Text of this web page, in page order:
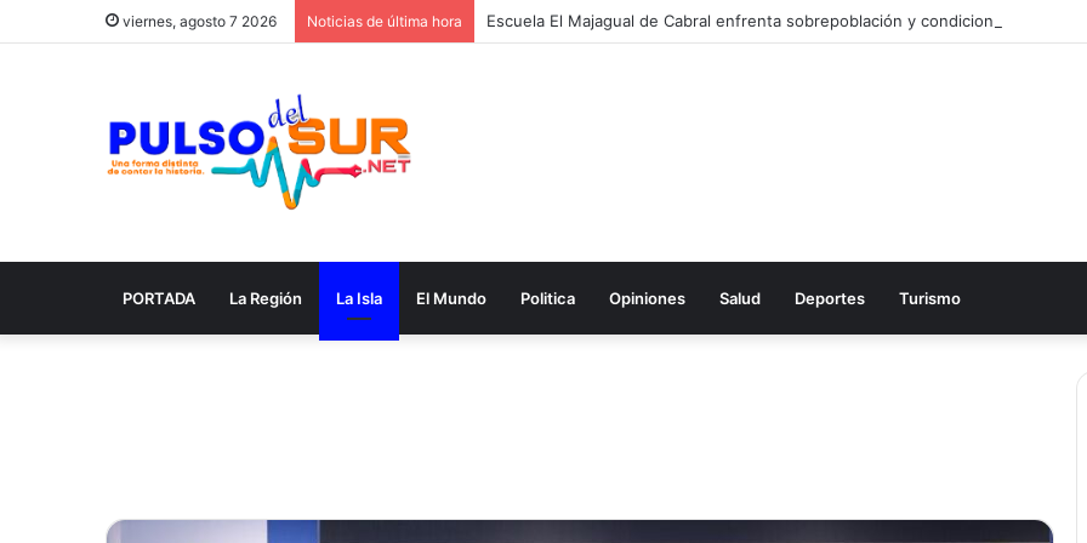
viernes, agosto 7 2026 Noticias de última hora
PORTADA La Región La Isla El Mundo Politica Opiniones Salud Deportes Turismo